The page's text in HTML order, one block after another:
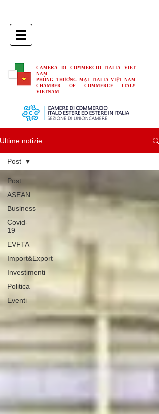
CAMERA DI COMMERCIO ITALIA VIET
NAM
PHÒNG THƯƠNG MẠI ITALIA VIỆT NAM
CHAMBER OF COMMERCE ITALY
VIETNAM
Ultime notizie
Post
ASEAN
Business
Covid-
19
EVFTA
Import&Export
Investimenti
Politica
Eventi
Post